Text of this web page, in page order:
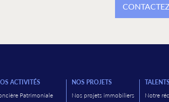
ACTIVITÉS
Patrimoniale
NOS PROJETS
Nos projets immobiliers
TALENTS
Notre